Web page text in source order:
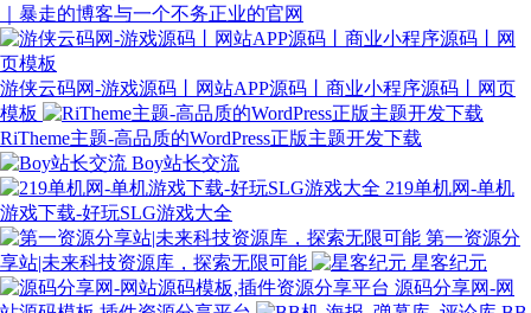
｜暴走的博客与一个不务正业的官网
游侠云码网-游戏源码丨网站APP源码丨商业小程序源码丨网页
模板
RiTheme主题-高品质的WordPress正版主题开发下载
Boy站长交流
219单机网-单机
游戏下载-好玩SLG游戏大全
第一资源分
享站|未来科技资源库，探索无限可能
星客纪元
源码分享网-网